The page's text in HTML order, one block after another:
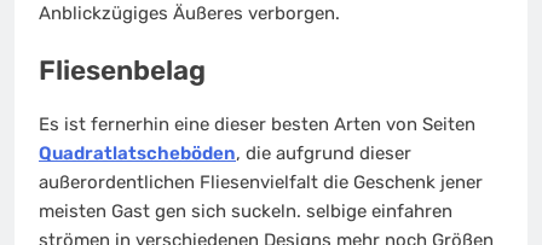
Anblickzügiges Äußeres verborgen.
Fliesenbelag
Es ist fernerhin eine dieser besten Arten von Seiten
Quadratlatscheböden, die aufgrund dieser
außerordentlichen Fliesenvielfalt die Geschenk jener
meisten Gast gen sich suckeln. selbige einfahren
strömen in verschiedenen Designs mehr noch Größen